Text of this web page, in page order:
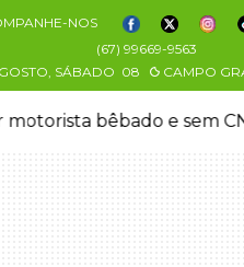
NOS
(67) 99669-9563
SÁBADO 08 CAMPO
bêbado e sem